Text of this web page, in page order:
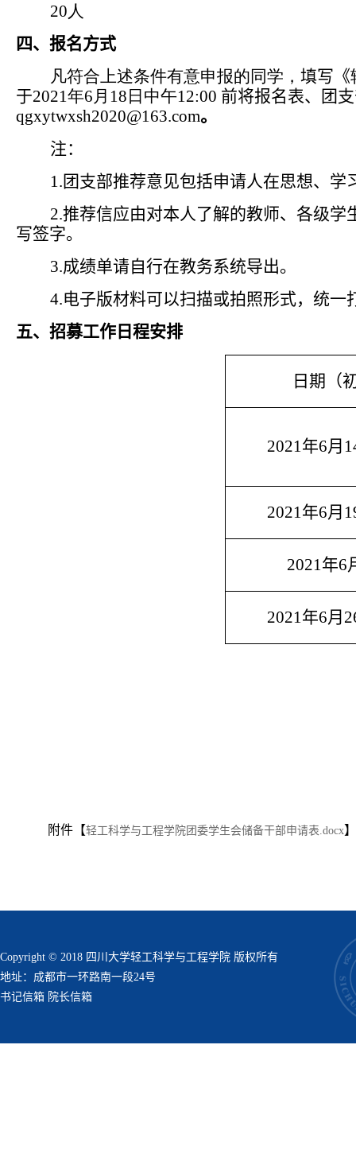
20人
四、报名方式
凡符合上述条件有意申报的同学， 填写《
于2021年6月 18 日中午12:00 前将报名表、团
qgxytwxsh2020@163.com。
注：
1.团支部推荐意见包括申请人在思想、
2.推荐信应由对本人了解的教师、各级
写签字。
3.成绩单请自行在教务系统导出。
4.电子版材料可以扫描或拍照形式，统一
五、招募工作日程安排
日期（
2021年6月
2021年6月
2021年6
2021年6月
附件【轻工科学与工程学院团委学生会储备干部申请表.docx
Copyright © 2018 四川大学轻工科学与工程学院 版权所有
地址：成都市一环路南一段24号
书记信箱 院长信箱